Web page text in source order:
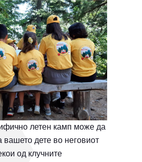
летен камп може да
вашето дете во неговиот
од клучните